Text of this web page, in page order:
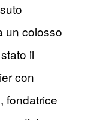
un colosso
il
con
fondatrice